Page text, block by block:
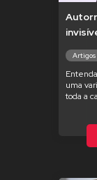
Artigos
uma
toda a